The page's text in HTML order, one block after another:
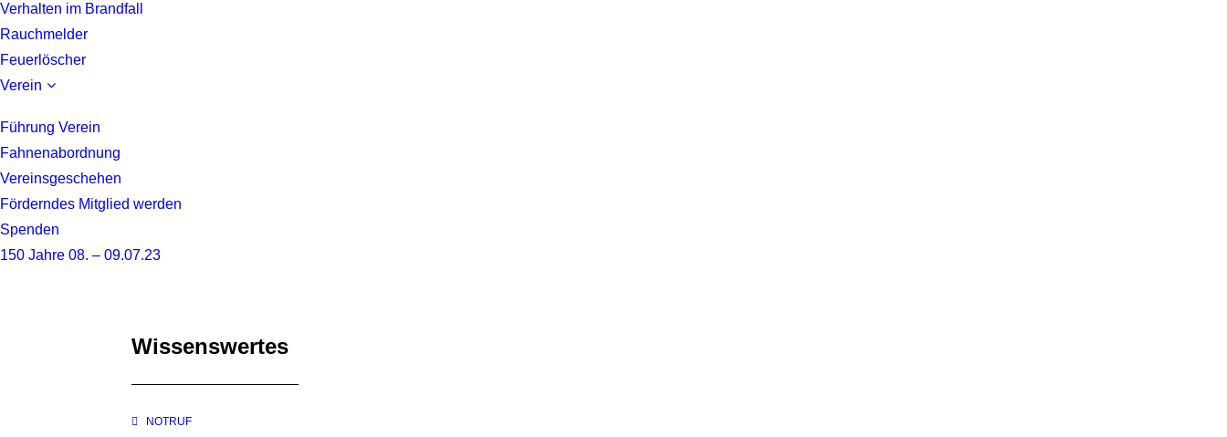
Verhalten im Brandfall
Rauchmelder
Feuerlöscher
Verein
Führung Verein
Fahnenabordnung
Vereinsgeschehen
Förderndes Mitglied werden
Spenden
150 Jahre 08. – 09.07.23
Wissenswertes
NOTRUF